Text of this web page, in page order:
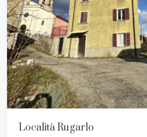
Località Rugarlo